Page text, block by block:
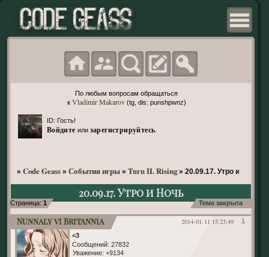
По любым вопросам обращаться
к Vladimir Makarov(tg, dis: punshpwnz)
ID: Гость!
Войдите или зарегистрируйтесь
» Code Geass » События игры » Turn II. Rising » 20.09.17. Утро и Ночь
20.09.17. Утро и Ночь
Страница: 1 Тема закрыта
1
2014-01-11 15:23:49
Nunnaly vi Britannia
<3
Сообщений: 27832
Уважение: +9134